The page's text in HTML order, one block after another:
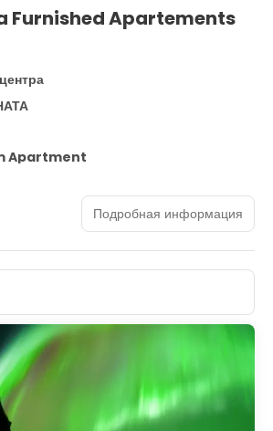
Furnished Apartements
Apartment
Подробная информация